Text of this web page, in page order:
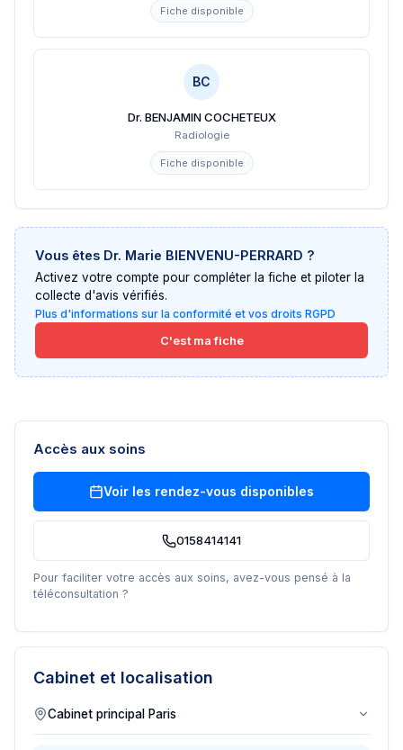
Fiche disponible
BC
Dr. BENJAMIN COCHETEUX
Radiologie
Fiche disponible
Vous êtes Dr. Marie BIENVENU-PERRARD ?
Activez votre compte pour compléter la fiche et piloter la
collecte d'avis vérifiés.
Plus d'informations sur la conformité et vos droits RGPD
C'est ma fiche
Accès aux soins
Voir les rendez-vous disponibles
0158414141
Pour faciliter votre accès aux soins, avez-vous pensé à la
téléconsultation ?
Cabinet et localisation